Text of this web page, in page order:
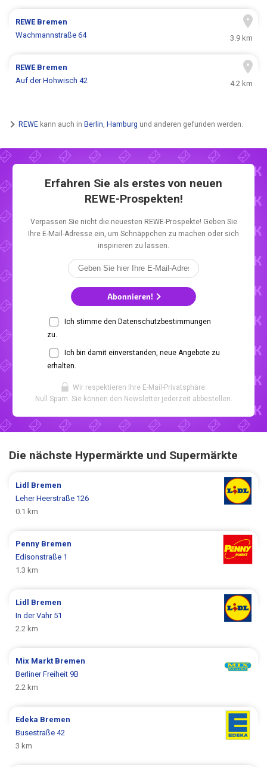
REWE Bremen
Wachmannstraße 64
3.9 km
REWE Bremen
Auf der Hohwisch 42
4.2 km
REWE kann auch in Berlin, Hamburg und anderen gefunden werden.
Erfahren Sie als erstes von neuen
REWE-Prospekten!
Verpassen Sie nicht die neuesten REWE-Prospekte! Geben Sie
Ihre E-Mail-Adresse ein, um Schnäppchen zu machen oder sich
inspirieren zu lassen.
Abonnieren!
Ich stimme den Datenschutzbestimmungen
zu.
Ich bin damit einverstanden, neue Angebote zu
erhalten.
Wir respektieren Ihre E-Mail-Privatsphäre.
Null Spam. Sie können den Newsletter jederzeit abbestellen.
Die nächste Hypermärkte und Supermärkte
Lidl Bremen
Leher Heerstraße 126
0.1 km
Penny Bremen
Edisonstraße 1
1.3 km
Lidl Bremen
In der Vahr 51
2.2 km
Mix Markt Bremen
Berliner Freiheit 9B
2.2 km
Edeka Bremen
Busestraße 42
3 km